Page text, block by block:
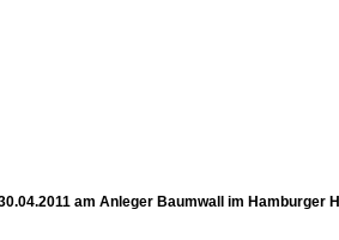
am Anleger Baumwall im Hamburger